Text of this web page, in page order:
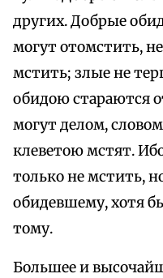
других. Добрые
могут отомстить,
мстить; злые не
обидою стараются
могут делом,
клеветою мстят.
только не мстить,
обидевшему, хотя
тому.
Большее и